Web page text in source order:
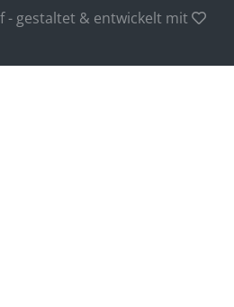
- gestaltet & entwickelt mit